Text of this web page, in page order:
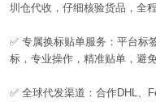
圳仓代收，仔细核验货品，全
✅ 专属换标贴单服务：平台标
标，专业操作，精准贴单，避
✅ 全球代发渠道：合作DHL